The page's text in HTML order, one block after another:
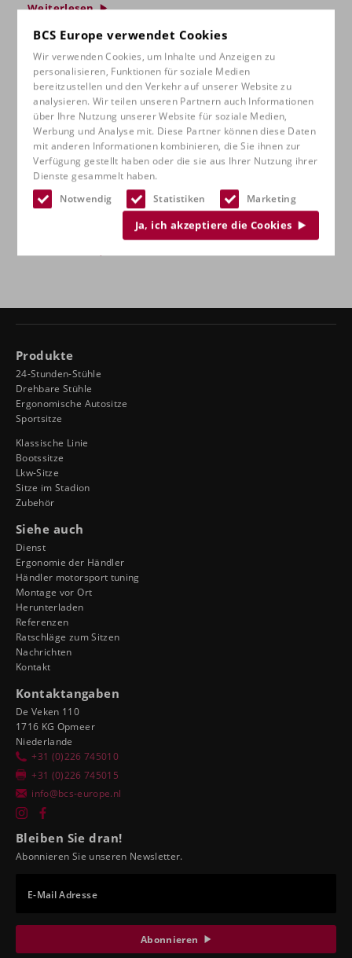
BCS Europe verwendet Cookies
Wir verwenden Cookies, um Inhalte und Anzeigen zu
personalisieren, Funktionen für soziale Medien
bereitzustellen und den Verkehr auf unserer Website zu
analysieren. Wir teilen unseren Partnern auch Informationen
über Ihre Nutzung unserer Website für soziale Medien,
Werbung und Analyse mit. Diese Partner können diese Daten
mit anderen Informationen kombinieren, die Sie ihnen zur
Verfügung gestellt haben oder die sie aus Ihrer Nutzung ihrer
Dienste gesammelt haben.
Notwendig
Statistiken Marketing
Ja, ich akzeptiere die Cookies
Weiterlesen
01-02-2023
Der RECARO Podium CF ist ein
fortschrittliches Stuhlkonzept.
Produkte
24-Stunden-Stühle
Drehbare Stühle
Ergonomische Autositze
Sportsitze
Klassische Linie
Bootssitze
Lkw-Sitze
Sitze im Stadion
Zubehör
Siehe auch
Dienst
Ergonomie der Händler
Händler motorsport tuning
Montage vor Ort
Herunterladen
Referenzen
Ratschläge zum Sitzen
Nachrichten
Kontakt
Kontaktangaben
De Veken 110
1716 KG Opmeer
Niederlande
+31 (0)226 745010
+31 (0)226 745015
info@bcs-europe.nl
Bleiben Sie dran!
Abonnieren Sie unseren Newsletter.
E-Mail Adresse
Abonnieren